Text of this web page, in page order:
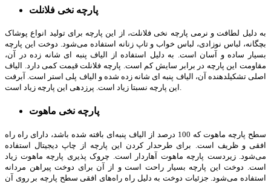
پارچه نخی فلانلت
به دلیل لطافت و نرمی پارچه نخی فلانلت، از این پارچه برای تولید انواع پوشاک
بچگانه، لباس نوزادی، لباس خواب و تاپ زنانه استفاده می‌شود. دوخت این پارچه
بسیار ساده و آسان است. به دلیل استفاده از الیاف پنبه ای شانه ­زده در آن،
مقاومت این پارچه در برابر سایش کم است. پارچه فلانلت قیمت کمی دارد. الیاف
اصلی تشکیل­دهنده آن، الیاف پنبه ای شانه­ زده شده و الیاف پلی استر است. آبرفت
این پارچه نسبتا زیاد است. پرزدهی این پارچه زیاد است.
پارچه نخی ماهوت
سطح پارچه ماهوت که 100 درصد از الیاف پنبه‌ای بافته شده باشد، دارای راه راه
افقی و ظریف است. برای طرحدار کردن این پارچه از چاپ دیجیتال استفاده
می‌شود. زیردست پارچه ماهوت آهاردار است. چروک پذیری پارچه ماهوت زیاد
است. دوخت این پارچه بسیار راحت است و از آن برای دوخت پیراهن مردانه
استفاده می‌شود. جزئیات دوخت به دلیل راه­ راه‌های افقی سطح پارچه بر روی آن